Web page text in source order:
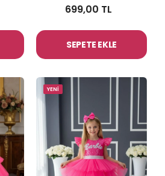
699,00 TL
SEPETE EKLE
YENİ